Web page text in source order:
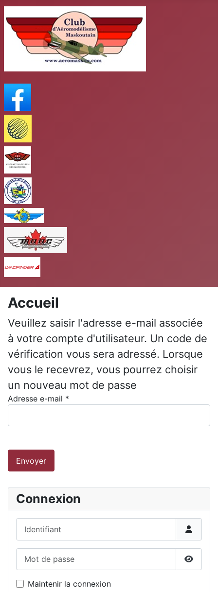
Club mars
Accueil
Veuillez saisir l'adresse e-mail associée
à votre compte d'utilisateur. Un code de
vérification vous sera adressé. Lorsque
vous le recevrez, vous pourrez choisir
un nouveau mot de passe
Adresse e-mail *
Envoyer
Connexion
Maintenir la connexion